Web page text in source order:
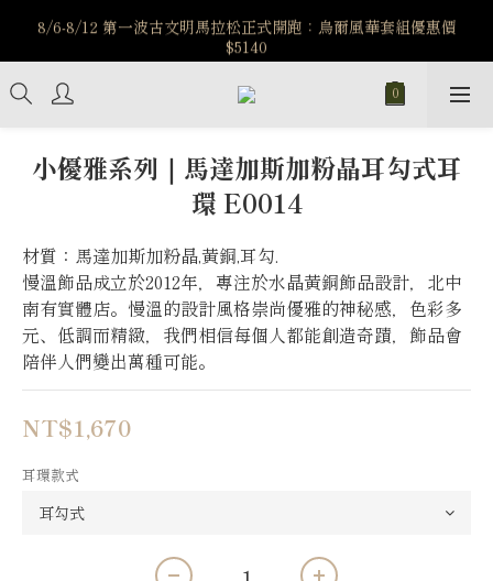
️8/6-8/12 第一波古文明馬拉松正式開跑：烏爾風華套組優惠價
$5140
️8/6-8/12 第一波古文明馬拉松正式開跑：烏爾風華套組優惠價
$5140
7/15-8/25 神秘星象學系列｜獅子座時區 項鍊 X 戒指 X 手鍊 享福
利
新註冊會員享$100購物金，立即註冊，踏上飾品的奇幻之旅
️8/6-8/12 第一波古文明馬拉松正式開跑：烏爾風華套組優惠價
小優雅系列｜馬達加斯加粉晶耳勾式耳
環 E0014
材質：馬達加斯加粉晶,黃銅,耳勾.
慢溫飾品成立於2012年，專注於水晶黃銅飾品設計，北中
南有實體店。慢溫的設計風格崇尚優雅的神秘感，色彩多
元、低調而精緻，我們相信每個人都能創造奇蹟，飾品會
陪伴人們變出萬種可能。
NT$1,670
耳環款式